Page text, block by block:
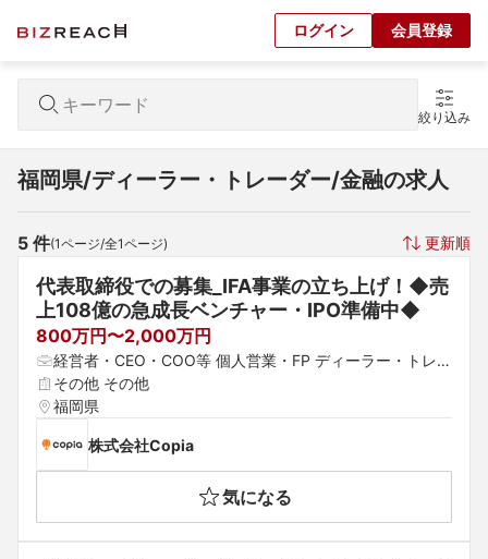
ログイン 会員登録
絞り込み
福岡県/ディーラー・トレーダー/金融の求人
5 件(1ページ/全1ページ) 更新順
代表取締役での募集_IFA事業の立ち上げ！◆売
上108億の急成長ベンチャー・IPO準備中◆
800万円〜2,000万円
経営者・CEO・COO等 個人営業・FP ディーラー・トレー
ダー
その他 その他
福岡県
株式会社Copia
気になる